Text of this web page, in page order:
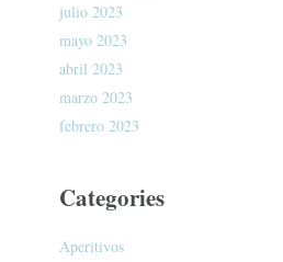
julio 2023
mayo 2023
abril 2023
marzo 2023
febrero 2023
Categories
Aperitivos